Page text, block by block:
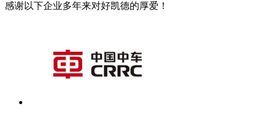
感谢以下企业多年来对好凯德的厚爱！